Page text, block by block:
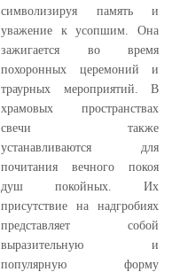
символизируя память и
уважение к усопшим. Она
зажигается во время
похоронных церемоний и
траурных мероприятий. В
храмовых пространствах
свечи также
устанавливаются для
почитания вечного покоя
душ покойных. Их
присутствие на надгробиях
представляет собой
выразительную и
популярную форму